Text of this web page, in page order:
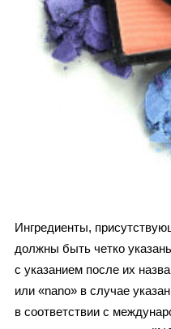
Ингредиенты,
должны быть четко
с указанием после их
или «nano» в случае
в соответствии с